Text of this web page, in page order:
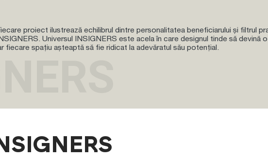
proiect ilustrează echilibrul dintre personalitatea beneficiarului și filtrul
Universul INSIGNERS este acela în care designul tinde să devină
fiecare spațiu așteaptă să fie ridicat la adevăratul său potențial.